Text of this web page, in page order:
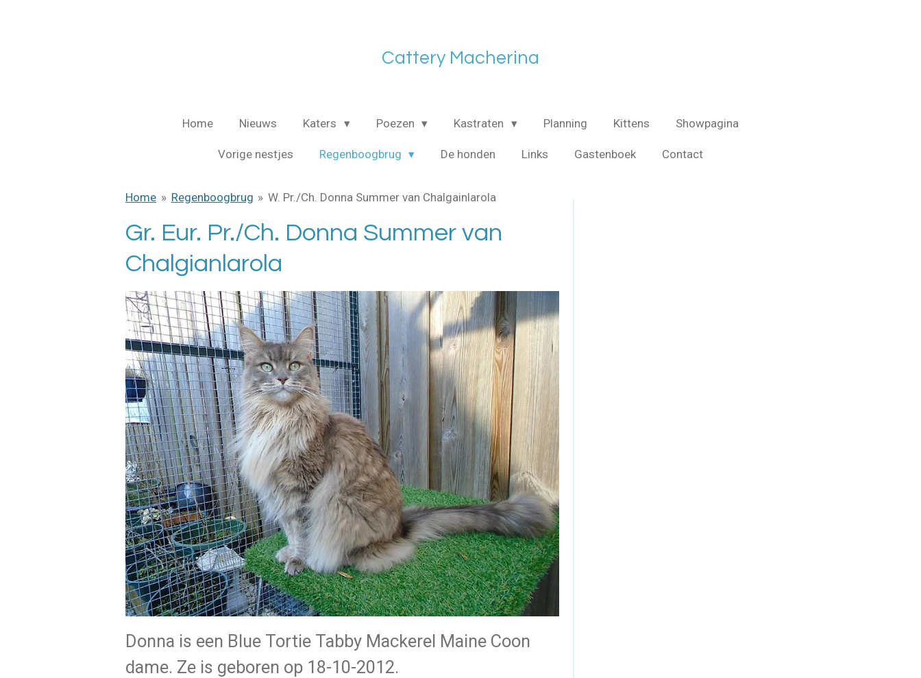
Cattery Macherina
Home Nieuws Katers Poezen Kastraten Planning Kittens Showpagina
Vorige nestjes Regenboogbrug De honden Links Gastenboek Contact
Home » Regenboogbrug » W. Pr./Ch. Donna Summer van Chalgainlarola
Gr. Eur. Pr./Ch. Donna Summer van
Chalgianlarola
Donna is een Blue Tortie Tabby Mackerel Maine Coon
dame. Ze is geboren op 18-10-2012.